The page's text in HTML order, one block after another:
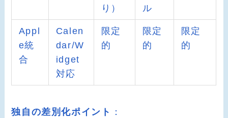
り）
ル
Appl
e統
合
Calen
dar/W
idget
対応
限定
的
限定
的
限定
的
独自の差別化ポイント
：